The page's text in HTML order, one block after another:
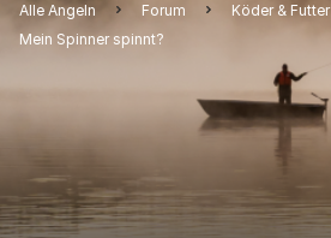
Alle Angeln Forum
Köder & Futter
Mein Spinner spinnt?